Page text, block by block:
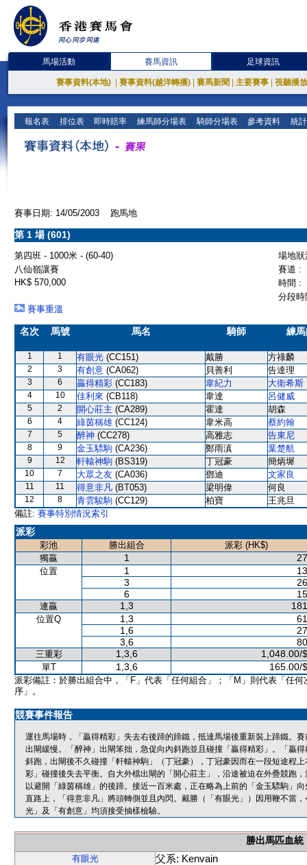
馬場活動 賽馬資訊 足球資訊
賽事資料(本地) 賽事資料(越洋轉播) 賽馬新聞 主要賽事 視聽播
報名表 排位表 即時賠率 練馬師分場表 騎師分場表 參考資料 統
賽事日期: 14/05/2003 跑馬地
第 1 場 (601)
第四班 - 1000米 - (60-40)
場地
八仙嶺讓賽
賽道 :
HK$ 570,000
時間 :
分段
賽事重溫
名次 馬號 馬名 騎師 練
1 1 有眼光 (CC151) 戴勝 方祿麟
2 3 有創意 (CA062) 貝善利 告達理
3 6 贏得精彩 (CC183) 韋紀力 大衛希斯
4 10 佳利來 (CB118) 韋達 呂健威
5 2 開心莊主 (CA289) 霍達 胡森
6 4 綠茵稱雄 (CC124) 韋米高 蔡約翰
7 5 醉神 (CC278) 高雅志 告東尼
8 9 金玉驃駒 (CA236) 鄭雨滇 葉楚航
9 12 軒轅神駒 (BS319) 丁冠豪 簡炳墀
10 7 大眾之友 (CA036) 鄧迪 文家良
11 11 得意非凡 (BT053) 梁明偉 何良
12 8 青雲駿駒 (CC129) 柏寶
王兆旦
備註: 賽事特別情況索引
派彩
彩池 勝出組合
派彩 (HK$)
獨贏
1
位置 1
3
6
連贏 1,3
位置Q 1,3
1,6
3,6
三重彩 1,3,6 1,048.00/
單T 1,3,6 165.00/
派彩備註：於勝出組合中，「F」代表「任何組合」；「M」則代表「任何
序」。
競賽事件報告
運往馬場時，「贏得精彩」失去右後蹄的蹄鐵，抵達馬場後重新裝上蹄鐵。
出閘緩慢。「醉神」出閘笨拙，急促向內斜跑並且碰撞「贏得精彩」。「贏
斜跑，出閘後不久碰撞「軒轅神駒」（丁冠豪），丁冠豪因而在一段短途程
彩」碰撞後失去平衡。自大外檔出閘的「開心莊主」，沿途被迫在外疊競跑
以避開「綠茵稱雄」的後蹄。接近一百米處，正在略為上前的「金玉驃駒」
直路上，「得意非凡」將頭轉側並且內閃。戴勝（「有眼光」）因用鞭不當
光」及「有創意」均須接受抽樣檢驗。
勝出馬匹血統
有眼光
父系: Kenvain